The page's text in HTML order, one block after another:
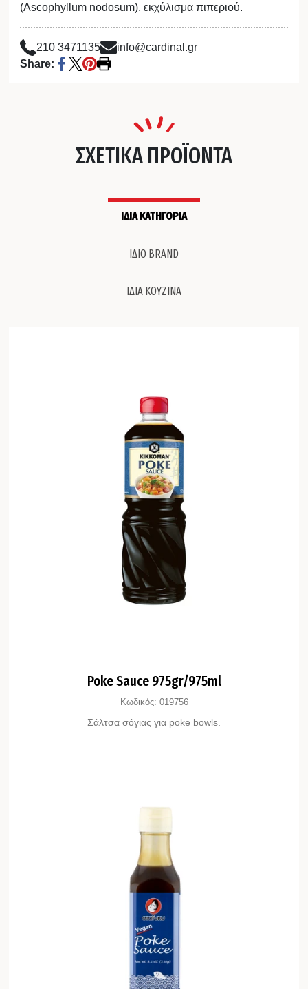
(Ascophyllum nodosum), εκχύλισμα πιπεριού.
210 3471135
info@cardinal.gr
Share:
ΣΧΕΤΙΚΑ ΠΡΟΪΟΝΤΑ
ΙΔΙΑ ΚΑΤΗΓΟΡΙΑ
ΙΔΙΟ BRAND
ΙΔΙΑ ΚΟΥΖΙΝΑ
Poke Sauce 975gr/975ml
Κωδικός: 019756
Σάλτσα σόγιας για poke bowls.